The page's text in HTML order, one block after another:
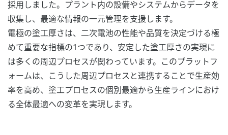
採用しました。プラント内の設備やシステムからデータを
収集し、最適な情報の一元管理を支援します。
電極の塗工厚さは、二次電池の性能や品質を決定づける極
めて重要な指標の1つであり、安定した塗工厚さの実現に
は多くの周辺プロセスが関わっています。このプラットフ
ォームは、こうした周辺プロセスと連携することで生産効
率を高め、塗工プロセスの個別最適から生産ラインにおけ
る全体最適への変革を実現します。